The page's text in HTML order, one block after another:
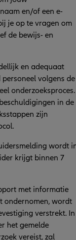
en/of een e-
je op te vragen om
de bewijs- en
en adequaat
volgens de
onderzoeksproces.
in de
zijn
wordt
krijgt binnen 7
met informatie
ondernomen, wordt
verstrekt. In
het gemelde
vereist, zal